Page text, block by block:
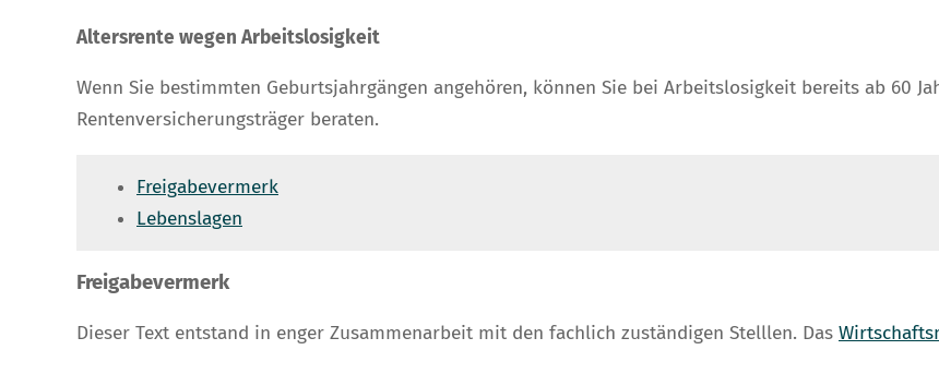
Altersrente wegen Arbeitslosigkeit
Wenn Sie bestimmten Geburtsjahrgängen angehören, können Sie bei Arbeitslosigkeit bereits ab 60
Rentenversicherungsträger beraten.
Freigabevermerk
Lebenslagen
Freigabevermerk
Dieser Text entstand in enger Zusammenarbeit mit den fachlich zuständigen Stelllen. Das